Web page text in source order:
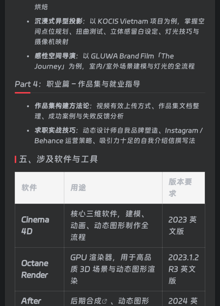
烘焙
沉浸式异型投影：以 KOCIS Vietnam 项目为例，掌握空
间点位规划、扭曲测试、立体感留白设定、灯光技巧与
摄像机映射
感性空间导演：以 GLUWA Brand Film「The
Journey」为例，室内/室外场景建模与灯光的全流程
Part 4：职业篇 – 作品集与就业指导
作品集构建方法论：视频有效上传方式、作品集文档整
理、成功案例与失败反馈分析
求职实战技巧：动态设计师自我品牌塑造、Instagram /
Behance 运营策略、吸引力十足的自我介绍信撰写法
五、涉及软件与工具
软件 用途
版本要
求
Cinema
4D
核心三维软件，建模、
动画、动态图形制作全
流程
2023 英
文版
Octane
Render
GPU 渲染器，用于高品
质 3D 场景与动态图形渲
染
2023.1.2
R3 英文
版
After
后期合成
、动态图形
2024 英